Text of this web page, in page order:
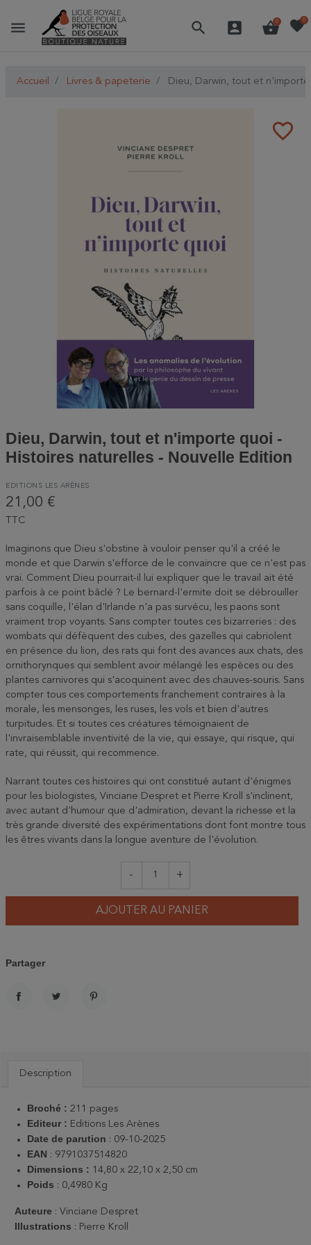
menu search account_box shopping_basket
0 favorite0
Accueil Livres & papeterie Dieu, Darwin, tout et
favorite_border
Dieu, Darwin, tout et n'importe quoi -
Histoires naturelles - Nouvelle Edition
EDITIONS LES ARÈNES
21,00 €
TTC
Imaginons que Dieu s'obstine à vouloir penser qu'il a créé le
monde et que Darwin s'efforce de le convaincre que ce n'est pas
vrai. Comment Dieu pourrait-il lui expliquer que le travail ait été
parfois à ce point bâclé ? Le bernard-l'ermite doit se débrouiller
sans coquille, l'élan d'Irlande n'a pas survécu, les paons sont
vraiment trop voyants. Sans compter toutes ces bizarreries : des
wombats qui défèquent des cubes, des gazelles qui cabriolent
en présence du lion, des rats qui font des avances aux chats, des
ornithorynques qui semblent avoir mélangé les espèces ou des
plantes carnivores qui s'acoquinent avec des chauves-souris. Sans
compter tous ces comportements franchement contraires à la
morale, les mensonges, les ruses, les vols et bien d'autres
turpitudes. Et si toutes ces créatures témoignaient de
l'invraisemblable inventivité de la vie, qui essaye, qui risque, qui
rate, qui réussit, qui recommence.
Narrant toutes ces histoires qui ont constitué autant d'énigmes
pour les biologistes, Vinciane Despret et Pierre Kroll s'inclinent,
avec autant d'humour que d'admiration, devant la richesse et la
très grande diversité des expérimentations dont font montre tous
les êtres vivants dans la longue aventure de l'évolution.
- +
AJOUTER AU PANIER
Partager
Description
Broché : 211 pages
Editeur : Editions Les Arènes
Date de parution : 09-10-2025
EAN : 9791037514820
Dimensions : 14,80 x 22,10 x 2,50 cm
Poids : 0,4980 Kg
Auteure : Vinciane Despret
Illustrations : Pierre Kroll